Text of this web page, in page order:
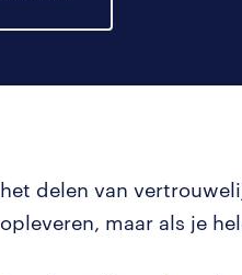
het delen van
opleveren, maar als je